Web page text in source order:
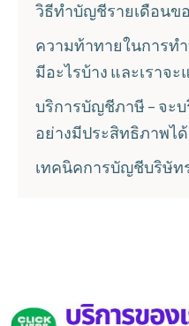
วิธีทำบัญชีรายเดือนข
ความท้าทายในการท
มีอะไรบ้าง และเราจะ
บริการบัญชีภาษี – จะ
อย่างมีประสิทธิภาพได้
เทคนิคการบัญชีบริษัท